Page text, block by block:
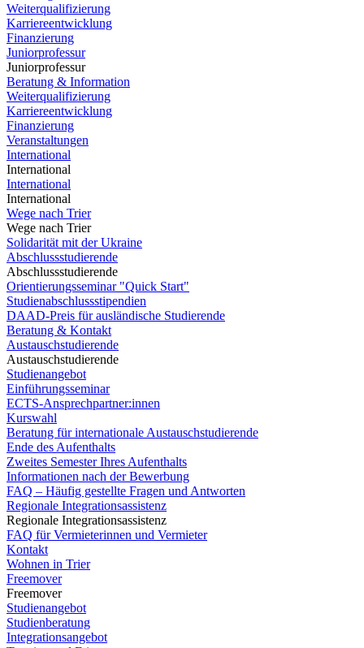
Weiterqualifizierung
Karriereentwicklung
Finanzierung
Juniorprofessur
Juniorprofessur
Beratung & Information
Weiterqualifizierung
Karriereentwicklung
Finanzierung
Veranstaltungen
International
International
International
International
Wege nach Trier
Wege nach Trier
Solidarität mit der Ukraine
Abschlussstudierende
Abschlussstudierende
Orientierungsseminar "Quick Start"
Studienabschlussstipendien
DAAD-Preis für ausländische Studierende
Beratung & Kontakt
Austauschstudierende
Austauschstudierende
Studienangebot
Einführungsseminar
ECTS-Ansprechpartner:innen
Kurswahl
Beratung für internationale Austauschstudierende
Ende des Aufenthalts
Zweites Semester Ihres Aufenthalts
Informationen nach der Bewerbung
FAQ – Häufig gestellte Fragen und Antworten
Regionale Integrationsassistenz
Regionale Integrationsassistenz
FAQ für Vermieterinnen und Vermieter
Kontakt
Wohnen in Trier
Freemover
Freemover
Studienangebot
Studienberatung
Integrationsangebot